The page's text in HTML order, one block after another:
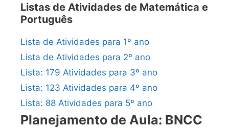
Listas de Atividades de Matemática e
Português
Lista de Atividades para 1º ano
Lista de Atividades para 2º ano
Lista: 179 Atividades para 3º ano
Lista: 123 Atividades para 4º ano
Lista: 88 Atividades para 5º ano
Planejamento de Aula: BNCC